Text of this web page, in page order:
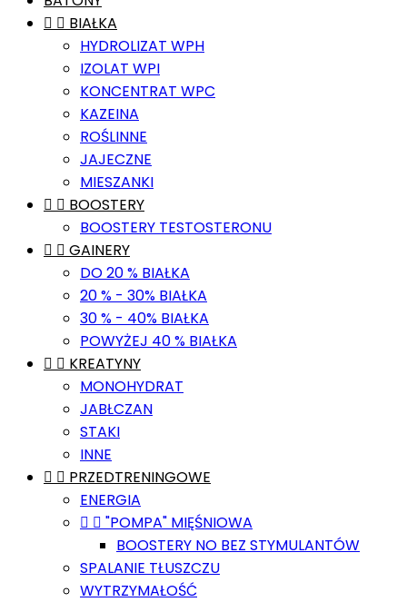
  BIAŁKA
HYDROLIZAT WPH
IZOLAT WPI
KONCENTRAT WPC
KAZEINA
ROŚLINNE
JAJECZNE
MIESZANKI
  BOOSTERY
BOOSTERY TESTOSTERONU
  GAINERY
DO 20 % BIAŁKA
20 % - 30% BIAŁKA
30 % - 40% BIAŁKA
POWYŻEJ 40 % BIAŁKA
  KREATYNY
MONOHYDRAT
JABŁCZAN
STAKI
INNE
  PRZEDTRENINGOWE
ENERGIA
  "POMPA" MIĘŚNIOWA
BOOSTERY NO BEZ STYMULANTÓW
SPALANIE TŁUSZCZU
WYTRZYMAŁOŚĆ